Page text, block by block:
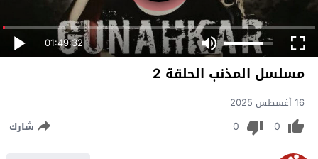
01:49:32
مسلسل المذنب الحلقة 2
16 أغسطس 2025
0
0 شارك